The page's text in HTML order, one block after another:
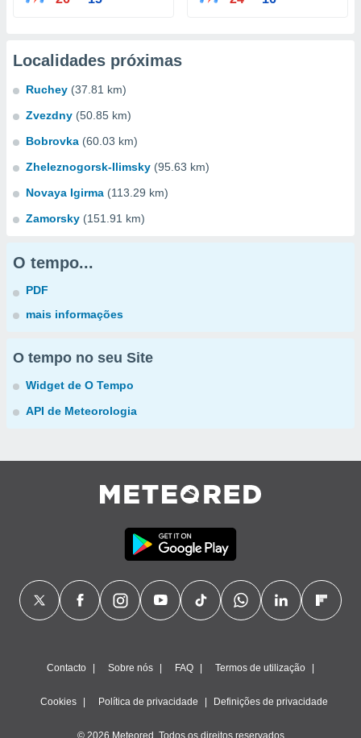
Localidades próximas
Ruchey (37.81 km)
Zvezdny (50.85 km)
Bobrovka (60.03 km)
Zheleznogorsk-Ilimsky (95.63 km)
Novaya Igirma (113.29 km)
Zamorsky (151.91 km)
O tempo...
PDF
mais informações
O tempo no seu Site
Widget de O Tempo
API de Meteorologia
Contacto Sobre nós FAQ Termos de utilização
Cookies Política de privacidade Definições de privacidade
© 2026 Meteored. Todos os direitos reservados